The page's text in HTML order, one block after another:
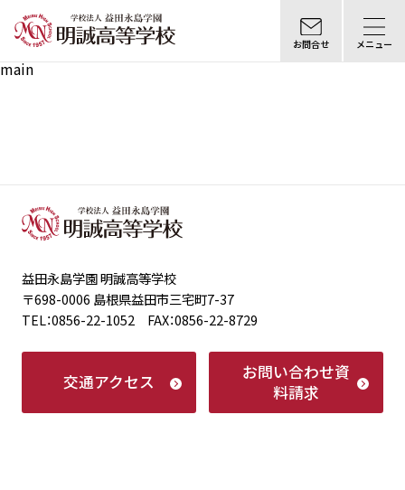
お問合せ メニュー
main
益田永島学園 明誠高等学校
〒698-0006 島根県益田市三宅町7-37
TEL：0856-22-1052 FAX：0856-22-8729
交通アクセス お問い合わせ資
料請求